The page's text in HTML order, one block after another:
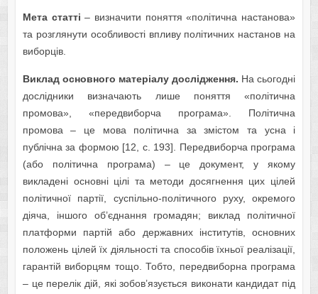
Мета статті – визначити поняття «політична настанова»
та розглянути особливості впливу політичних настанов на
виборців.
Виклад основного матеріалу дослідження. На сьогодні
дослідники визначають лише поняття «політична
промова», «передвиборча програма». Політична
промова – це мова політична за змістом та усна і
публічна за формою [12, с. 193]. Передвиборча програма
(або політична програма) – це документ, у якому
викладені основні цілі та методи досягнення цих цілей
політичної партії, суспільно-політичного руху, окремого
діяча, іншого об’єднання громадян; виклад політичної
платформи партій або державних інститутів, основних
положень цілей їх діяльності та способів їхньої реалізації,
гарантій виборцям тощо. Тобто, передвиборна програма
– це перелік дій, які зобов’язується виконати кандидат під